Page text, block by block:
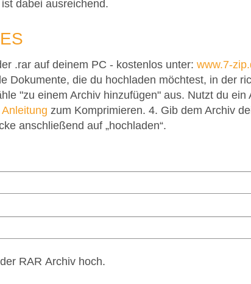
ist dabei ausreichend.
.rar auf deinem PC - kostenlos unter: www.7-
Dokumente, die du hochladen möchtest, in der
"zu einem Archiv hinzufügen" aus. Nutzt du ein
zum Komprimieren. 4. Gib dem Archiv
anschließend auf „hochladen“.
RAR Archiv hoch.